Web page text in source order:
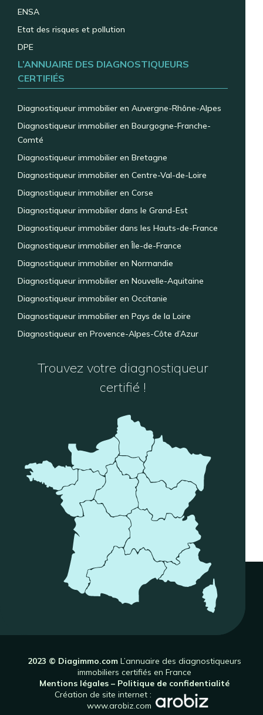
ENSA
Etat des risques et pollution
DPE
L’ANNUAIRE DES DIAGNOSTIQUEURS
CERTIFIÉS
Diagnostiqueur immobilier en Auvergne-Rhône-Alpes
Diagnostiqueur immobilier en Bourgogne-Franche-
Comté
Diagnostiqueur immobilier en Bretagne
Diagnostiqueur immobilier en Centre-Val-de-Loire
Diagnostiqueur immobilier en Corse
Diagnostiqueur immobilier dans le Grand-Est
Diagnostiqueur immobilier dans les Hauts-de-France
Diagnostiqueur immobilier en Île-de-France
Diagnostiqueur immobilier en Normandie
Diagnostiqueur immobilier en Nouvelle-Aquitaine
Diagnostiqueur immobilier en Occitanie
Diagnostiqueur immobilier en Pays de la Loire
Diagnostiqueur en Provence-Alpes-Côte d’Azur
Trouvez votre diagnostiqueur
certifié !
2023 © Diagimmo.com L’annuaire des diagnostiqueurs
immobiliers certifiés en France
Mentions légales – Politique de confidentialité
Création de site internet :
www.arobiz.com